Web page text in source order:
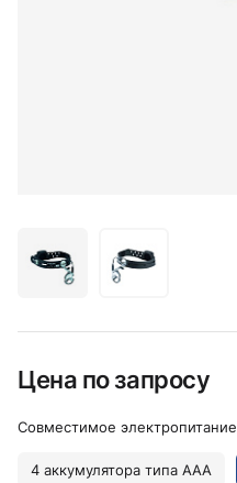
Цена по запросу
Совместимое электропитание
4 аккумулятора типа AAA